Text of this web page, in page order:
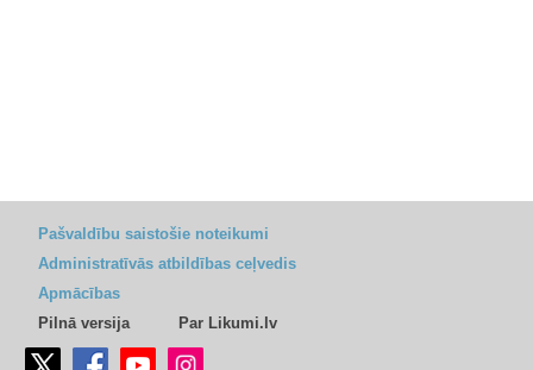
Pašvaldību saistošie noteikumi
Administratīvās atbildības ceļvedis
Apmācības
Pilnā versija
Par Likumi.lv